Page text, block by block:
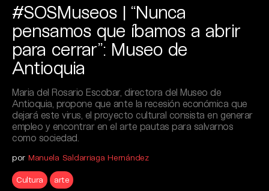
#SOSMuseos | “Nunca
pensamos que íbamos a abrir
para cerrar”: Museo de
Antioquia
Maria del Rosario Escobar, directora del Museo de
Antioquia, propone que ante la recesión económica que
dejará este virus, el proyecto cultural consista en generar
empleo y encontrar en el arte pautas para salvarnos
como sociedad.
por Manuela Saldarriaga Hernández
Cultura arte